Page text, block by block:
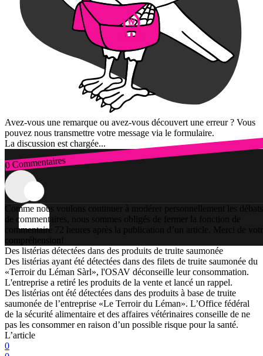
Avez-vous une remarque ou avez-vous découvert une erreur ? Vous
pouvez nous transmettre votre message via le formulaire.
La discussion est chargée...
0 Commentaires
Connexion
Comme nous voulons continuer à modérer personnellement les débats
de commentaires, nous sommes obligés de fermer la fonction de
commentaire 72 heures après la publication d’un article. Merci de
compréhension!
Des listérias détectées dans des produits de truite saumonée
Des listérias ayant été détectées dans des filets de truite saumonée du
«Terroir du Léman Sàrl», l'OSAV déconseille leur consommation.
L'entreprise a retiré les produits de la vente et lancé un rappel.
Des listérias ont été détectées dans des produits à base de truite
saumonée de l’entreprise «Le Terroir du Léman». L’Office fédéral
de la sécurité alimentaire et des affaires vétérinaires conseille de ne
pas les consommer en raison d’un possible risque pour la santé.
L’article
0